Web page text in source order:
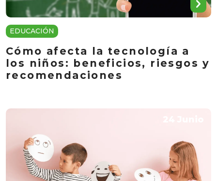
EDUCACIÓN
Cómo afecta la tecnología a
los niños: beneficios, riesgos y
recomendaciones